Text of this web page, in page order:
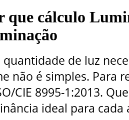
que cálculo
quantidade de luz
não é simples. Para
CIE 8995-1:2013.
ideal para cada